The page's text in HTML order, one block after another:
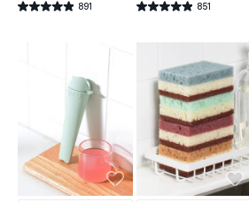
별점 4.9점 891
건 작성 별점 4.9점 851
건 작성